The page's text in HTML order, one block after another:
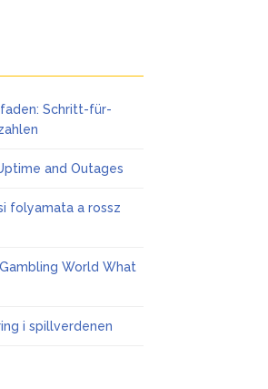
Schritt-für-
and Outages
folyamata a rossz
World What
i spillverdenen